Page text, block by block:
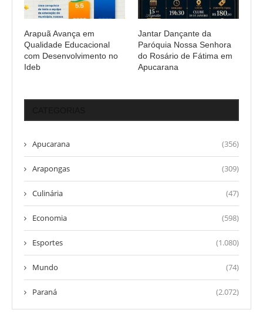
Arapuã Avança em
Qualidade Educacional
com Desenvolvimento no
Ideb
Jantar Dançante da
Paróquia Nossa Senhora
do Rosário de Fátima em
Apucarana
Apucarana (356)
Arapongas (309)
Culinária (47)
Economia (598)
Esportes (1.080)
Mundo (74)
Paraná (2.072)